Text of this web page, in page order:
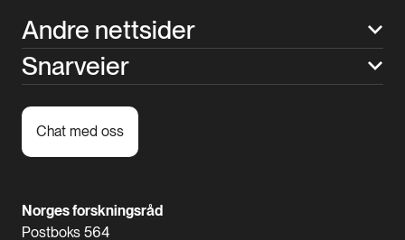
Andre nettsider
Snarveier
Chat med oss
Norges forskningsråd
Postboks 564